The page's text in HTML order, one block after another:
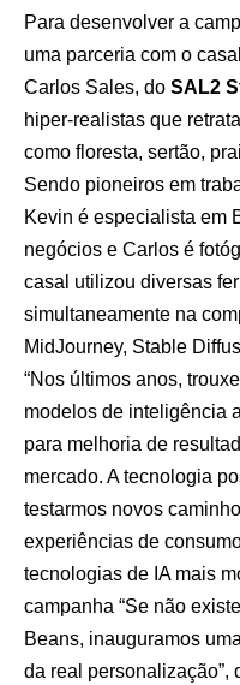
Para desenvolver a
uma parceria com o
Carlos Sales, do SAL2
hiper-realistas que
como floresta, sertão,
Sendo pioneiros em
Kevin é especialista em
negócios e Carlos é
casal utilizou diversas
simultaneamente na
MidJourney, Stable
“Nos últimos anos,
modelos de inteligência
para melhoria de
mercado. A tecnologia
testarmos novos
experiências de
tecnologias de IA mais
campanha “Se não
Beans, inauguramos
da real personalização”,